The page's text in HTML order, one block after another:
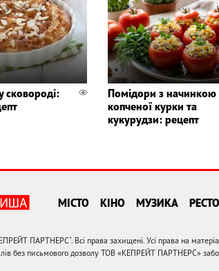
сковороді:
Помідори з начинкою
копченої курки та
кукурудзи: рецепт
МІСТО КІНО МУЗИКА
ПАРТНЕРС". Всі права захищені. Усі права на
без письмового дозволу ТОВ «КЕПРЕЙТ ПАРТНЕРС»